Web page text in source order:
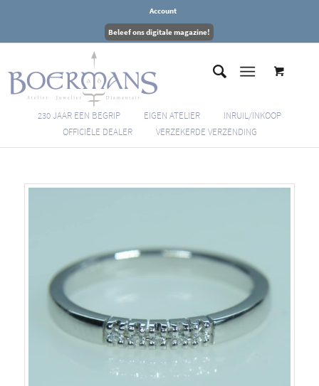
Account
Beleef ons digitale magazine!
230 JAAR EEN BEGRIP EIGEN ATELIER
INRUIL/INKOOP
OFFICIËLE DEALER
VERZEKERDE VERZENDING